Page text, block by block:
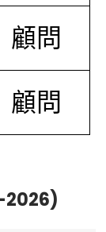
顧問
顧問
2026)